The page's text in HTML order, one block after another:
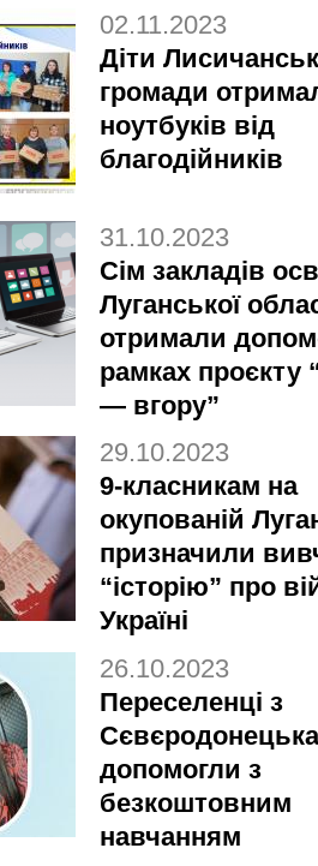
02.11.2023
Діти
громади
ноутбуків від
благодійників
31.10.2023
Сім закладів
Луганської
отримали
рамках проєкту
— вгору”
29.10.2023
9-класникам на
окупованій
призначили
“історію” про
Україні
26.10.2023
Переселенці з
Сєвєродонецька
допомогли з
безкоштовним
навчанням